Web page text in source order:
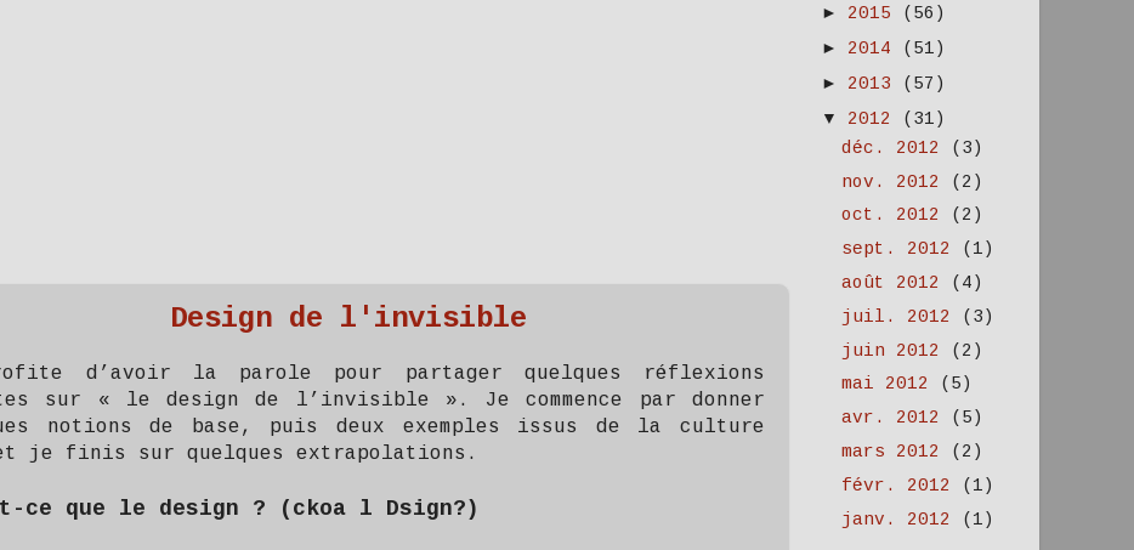
Design de l'invisible
d’avoir la parole pour partager quelques réflexions
sur « le design de l’invisible ». Je commence par donner
notions de base, puis deux exemples issus de la culture
je finis sur quelques extrapolations.
ce que le design ? (ckoa l Dsign?)
► 2015
(56)
► 2014
(51)
► 2013
(57)
▼ 2012
(31)
déc. 2012
(3)
nov. 2012
(2)
oct. 2012
(2)
sept. 2012
(1)
août 2012
(4)
juil. 2012
(3)
juin 2012
(2)
mai 2012
(5)
avr. 2012
(5)
mars 2012
(2)
févr. 2012
(1)
janv. 2012
(1)